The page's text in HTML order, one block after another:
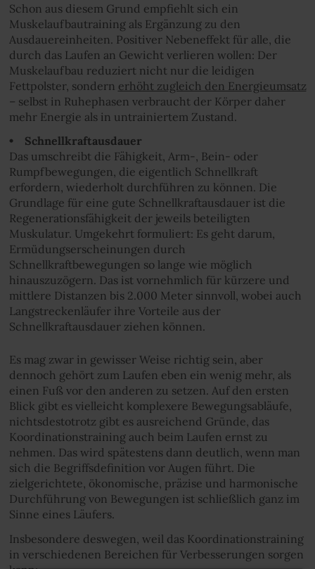
Schon aus diesem Grund empfiehlt sich ein
Muskelaufbautraining als Ergänzung zu den
Ausdauereinheiten. Positiver Nebeneffekt für alle, die
durch das Laufen an Gewicht verlieren wollen: Der
Muskelaufbau reduziert nicht nur die leidigen
Fettpolster, sondern erhöht zugleich den Energieumsatz
– selbst in Ruhephasen verbraucht der Körper daher
mehr Energie als in untrainiertem Zustand.
• Schnellkraftausdauer
Das umschreibt die Fähigkeit, Arm-, Bein- oder
Rumpfbewegungen, die eigentlich Schnellkraft
erfordern, wiederholt durchführen zu können. Die
Grundlage für eine gute Schnellkraftausdauer ist die
Regenerationsfähigkeit der jeweils beteiligten
Muskulatur. Umgekehrt formuliert: Es geht darum,
Ermüdungserscheinungen durch
Schnellkraftbewegungen so lange wie möglich
hinauszuzögern. Das ist vornehmlich für kürzere und
mittlere Distanzen bis 2.000 Meter sinnvoll, wobei auch
Langstreckenläufer ihre Vorteile aus der
Schnellkraftausdauer ziehen können.
Es mag zwar in gewisser Weise richtig sein, aber
dennoch gehört zum Laufen eben ein wenig mehr, als
einen Fuß vor den anderen zu setzen. Auf den ersten
Blick gibt es vielleicht komplexere Bewegungsabläufe,
nichtsdestotrotz gibt es ausreichend Gründe, das
Koordinationstraining auch beim Laufen ernst zu
nehmen. Das wird spätestens dann deutlich, wenn man
sich die Begriffsdefinition vor Augen führt. Die
zielgerichtete, ökonomische, präzise und harmonische
Durchführung von Bewegungen ist schließlich ganz im
Sinne eines Läufers.
Insbesondere deswegen, weil das Koordinationstraining
in verschiedenen Bereichen für Verbesserungen sorgen